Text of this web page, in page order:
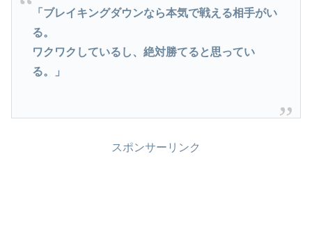
「ブレイキングダウンなら本気で戦える相手がい
る。
ワクワクしているし、絶対勝てると思ってい
る。」
スポンサーリンク